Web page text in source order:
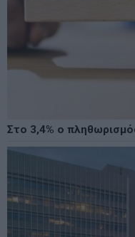
Στο 3,4% ο